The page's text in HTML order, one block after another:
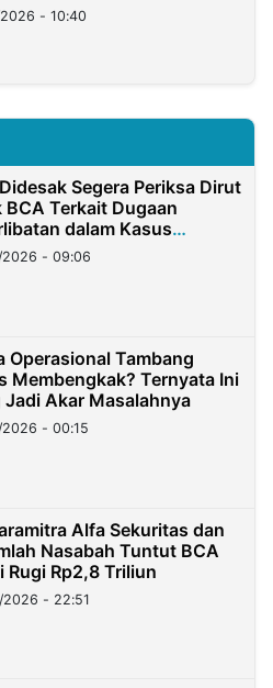
- 10:40
Segera Periksa Dirut
BCA Terkait Dugaan
dalam Kasus
Dana Nasabah Rp2,58
- 09:06
Operasional Tambang
Membengkak? Ternyata Ini
Jadi Akar Masalahnya
- 00:15
Alfa Sekuritas dan
Nasabah Tuntut BCA
Rugi Rp2,8 Triliun
- 22:51